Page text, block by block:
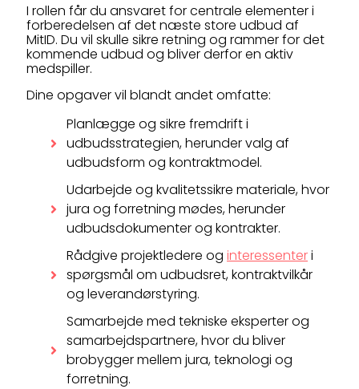
I rollen får du ansvaret for centrale elementer i
forberedelsen af det næste store udbud af
MitID. Du vil skulle sikre retning og rammer for det
kommende udbud og bliver derfor en aktiv
medspiller.
Dine opgaver vil blandt andet omfatte:
Planlægge og sikre fremdrift i
udbudsstrategien, herunder valg af
udbudsform og kontraktmodel.
Udarbejde og kvalitetssikre materiale, hvor
jura og forretning mødes, herunder
udbudsdokumenter og kontrakter.
Rådgive projektledere og interessenteri
spørgsmål om udbudsret, kontraktvilkår
og leverandørstyring.
Samarbejde med tekniske eksperter og
samarbejdspartnere, hvor du bliver
brobygger mellem jura, teknologi og
forretning.